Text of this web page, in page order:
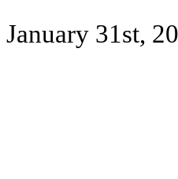
January 31st,